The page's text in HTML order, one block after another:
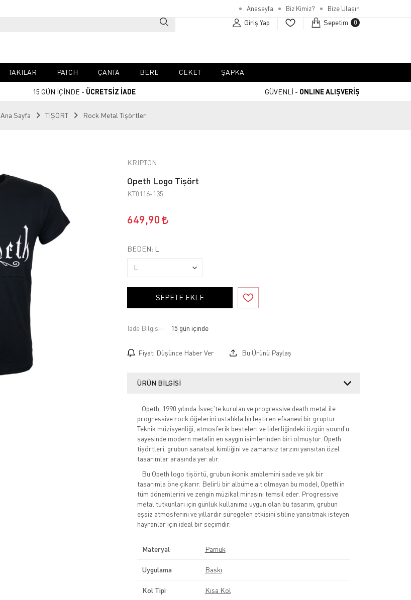
Anasayfa Biz Kimiz? Bize Ulaşın
Giriş Yap Sepetim 0
TAKILAR PATCH ÇANTA BERE CEKET ŞAPKA
15 GÜN İÇİNDE - ÜCRETSİZ İADE GÜVENLİ - ONLINE ALIŞVERİŞ
Ana Sayfa TİŞÖRT Rock Metal Tişörtler
KRIPTON
Opeth Logo Tişört
KT0116-135
649,90
BEDEN: L
SEPETE EKLE
İade Bilgisi:
Fiyatı Düşünce Haber Ver Bu Ürünü Paylaş
ÜRÜN BILGISI
Opeth, 1990 yılında İsveç'te kurulan ve progressive death metal ile
progressive rock öğelerini ustalıkla birleştiren efsanevi bir gruptur.
Teknik müzisyenliği, atmosferik besteleri ve liderliğindeki özgün sound'u
sayesinde modern metalin en saygın isimlerinden biri olmuştur. Opeth
tişörtleri, grubun sanatsal kimliğini ve zamansız tarzını yansıtan özel
tasarımlar arasında yer alır.
Bu Opeth logo tişörtü, grubun ikonik amblemini sade ve şık bir
tasarımla öne çıkarır. Belirli bir albüme ait olmayan bu model, Opeth'in
tüm dönemlerini ve zengin müzikal mirasını temsil eder. Progressive
metal tutkunları için günlük kullanıma uygun olan bu tasarım, grubun
eşsiz atmosferini ve yıllardır süregelen etkisini stiline yansıtmak isteyen
hayranlar için ideal bir seçimdir.
Materyal Pamuk
Uygulama Baskı
Kol Tipi
Kısa Kol